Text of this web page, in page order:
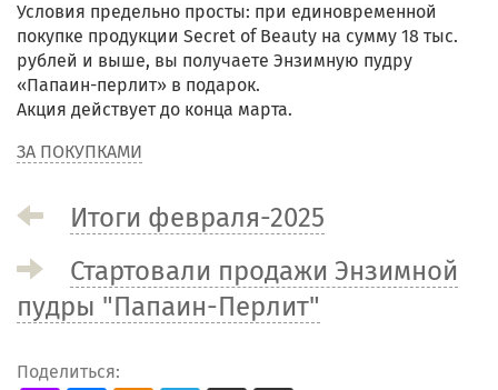
Условия предельно просты: при единовременной
покупке продукции Secret of Beauty на сумму 18 тыс.
рублей и выше, вы получаете Энзимную пудру
«Папаин-перлит» в подарок.
Акция действует до конца марта.
ЗА ПОКУПКАМИ
Итоги февраля-2025
Стартовали продажи Энзимной
пудры "Папаин-Перлит"
Поделиться: